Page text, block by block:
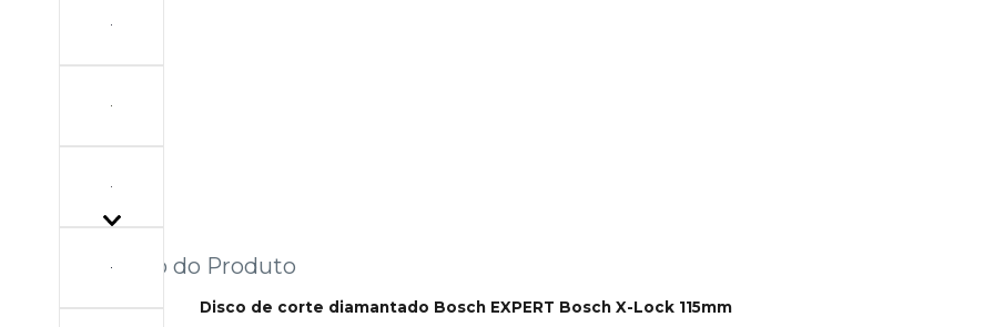
Descrição do Produto
Disco de corte diamantado Bosch EXPERT Bosch X-Lock 115mm